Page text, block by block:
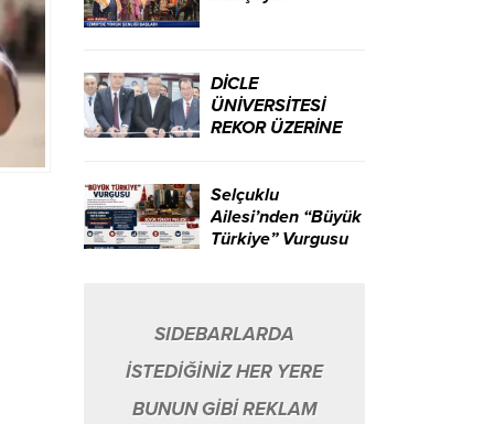
DİCLE
ÜNİVERSİTESİ
REKOR ÜZERİNE
Selçuklu
Ailesi’nden “Büyük
Türkiye” Vurgusu
SIDEBARLARDA
İSTEDİĞİNİZ HER YERE
BUNUN GİBİ REKLAM